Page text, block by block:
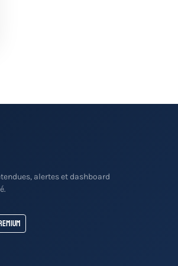
alertes et dashboard